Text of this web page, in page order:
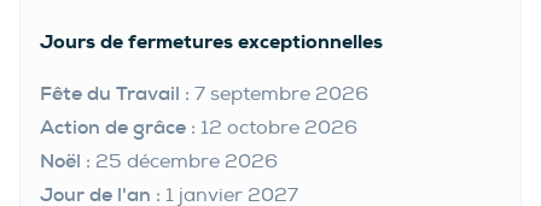
Jours de fermetures exceptionnelles
Fête du Travail : 7 septembre 2026
Action de grâce : 12 octobre 2026
Noël : 25 décembre 2026
Jour de l'an : 1 janvier 2027